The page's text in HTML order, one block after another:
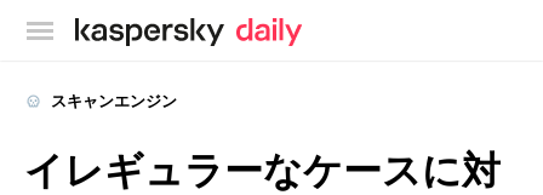
カスペルスキー公式ブログ
スキャンエンジン
イレギュラーなケースに対